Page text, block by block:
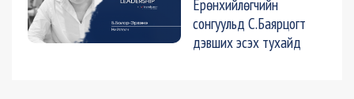
Ерөнхийлөгчийн
сонгуульд С.Баярцогт
дэвших эсэх тухайд